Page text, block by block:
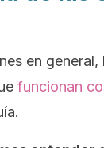
en
funcionan